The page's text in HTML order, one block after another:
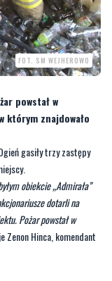
FOT. SM WEJHEROWO
powstał w
którym znajdowało
gasiły trzy zastępy
obiekcie „Admirała”
dotarli na
Pożar powstał w
Hinca, komendant
znajdują się duże
są pozostałościami